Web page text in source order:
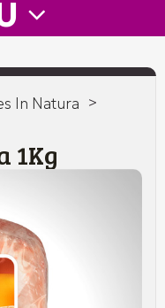
In Natura >
1Kg